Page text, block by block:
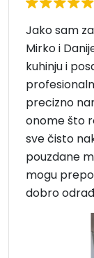
Jako sam
Mirko i
kuhinju i
precizno
onome što
sve čisto
pouzdane
mogu
dobro